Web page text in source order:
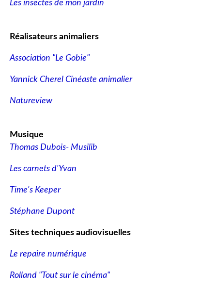
Les insectes de mon jardin
Réalisateurs animaliers
Association "Le Gobie"
Yannick Cherel Cinéaste animalier
Natureview
Musique
Thomas Dubois- Musilib
Les carnets d'Yvan
Time's Keeper
Stéphane Dupont
Sites techniques audiovisuelles
Le repaire numérique
Rolland "Tout sur le cinéma"